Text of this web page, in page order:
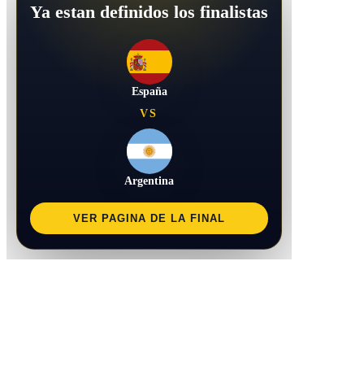
Ya estan definidos los finalistas
España
VS
Argentina
VER PAGINA DE LA FINAL